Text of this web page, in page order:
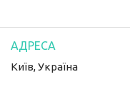
Київ, Україна